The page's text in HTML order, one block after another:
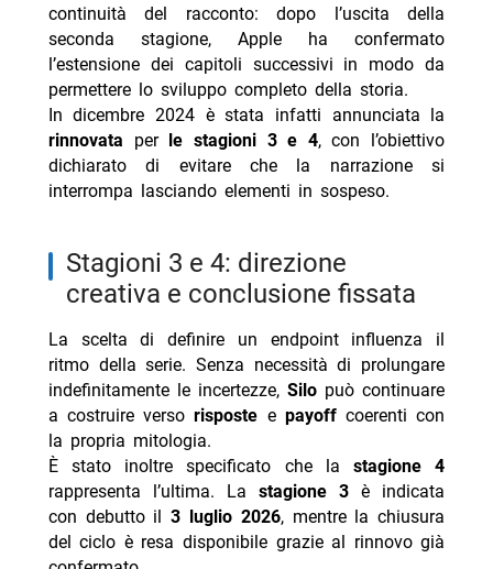
continuità del racconto: dopo l’uscita della
seconda stagione, Apple ha confermato
l’estensione dei capitoli successivi in modo da
permettere lo sviluppo completo della storia.
In dicembre 2024 è stata infatti annunciata la
rinnovata per le stagioni 3 e 4, con l’obiettivo
dichiarato di evitare che la narrazione si
interrompa lasciando elementi in sospeso.
stagioni 3 e 4: direzione
creativa e conclusione fissata
La scelta di definire un endpoint influenza il
ritmo della serie. Senza necessità di prolungare
indefinitamente le incertezze,Silo può continuare
a costruire versorisposte e payoffcoerenti con
la propria mitologia.
È stato inoltre specificato che la stagione 4
rappresenta l’ultima. La stagione 3 è indicata
con debutto il3 luglio 2026, mentre la chiusura
del ciclo è resa disponibile grazie al rinnovo già